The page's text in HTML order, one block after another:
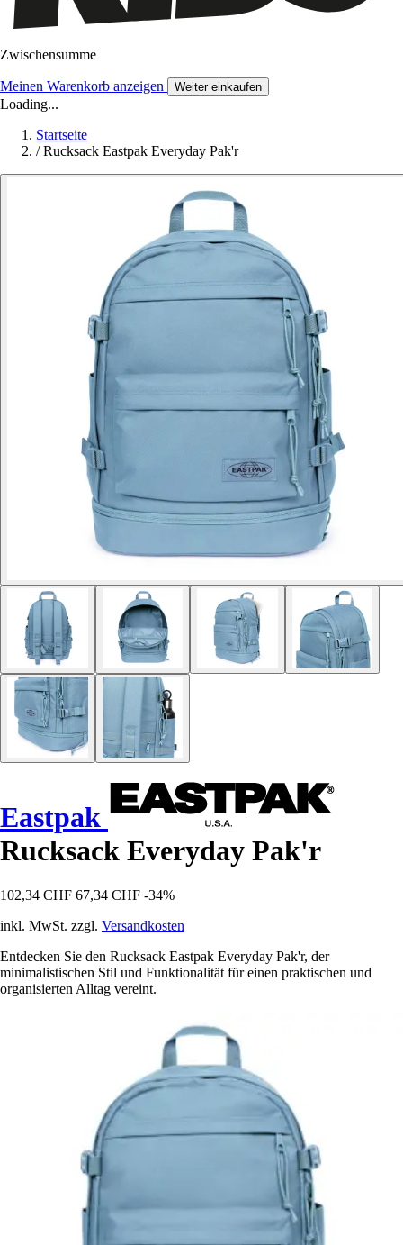
Zwischensumme
Meinen Warenkorb anzeigen Weiter einkaufen
Loading...
Startseite
/ Rucksack Eastpak Everyday Pak'r
Eastpak
Rucksack Everyday Pak'r
102,34 CHF 67,34 CHF -34%
inkl. MwSt. zzgl. Versandkosten
Entdecken Sie den Rucksack Eastpak Everyday Pak'r, der
minimalistischen Stil und Funktionalität für einen praktischen und
organisierten Alltag vereint.